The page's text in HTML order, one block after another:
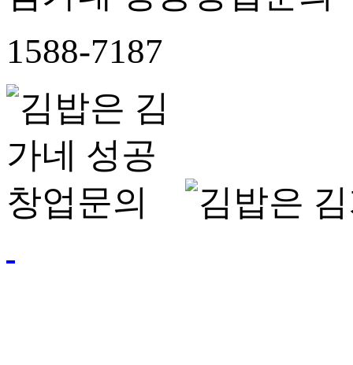
1588-7187